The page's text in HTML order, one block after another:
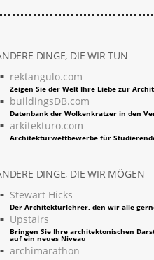
DINGE, DIE WIR TUN
rektangulo.com
Zeigen Sie der Welt Ihre Liebe zur
buildingsDB.com
Datenbank der Wolkenkratzer in den
arkitekturo.com
Architekturwettbewerbe für
DINGE, DIE WIR MÖGEN
Stewart Hicks
Der Architekturlehrer, den wir alle
Upstairs
Bringen Sie Ihre architektonischen
auf ein neues Niveau
archimarathon